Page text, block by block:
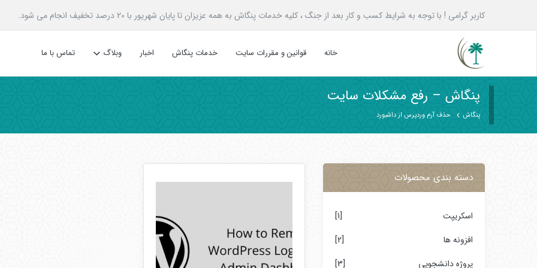
کاربر گرامی ! با توجه به شرایط کسب و کار بعد از جنگ ، کلیه خدمات پنگاش به همه عزیزان تا پایان شهریور با 20 درصد تخفیف انجام می شود.
خانه قوانین و مقررات سایت خدمات پنگاش اخبار وبلاگ تماس با ما
پنگاش – رفع مشکلات سایت
پنگاش حذف آرم وردپرس از داشبورد
دسته بندی محصولات
اسکریپت
[1]
افزونه ها
[2]
پروژه دانشجویی
[3]